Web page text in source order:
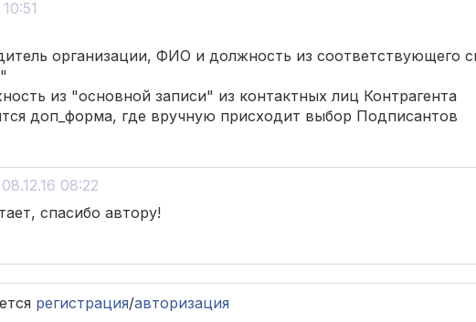
организации, ФИО и должность из соответствующего
из "основной записи" из контактных лиц Контрагента
доп_форма, где вручную присходит выбор Подписантов
08.12.16 08:22
спасибо автору!
регистрация/авторизация